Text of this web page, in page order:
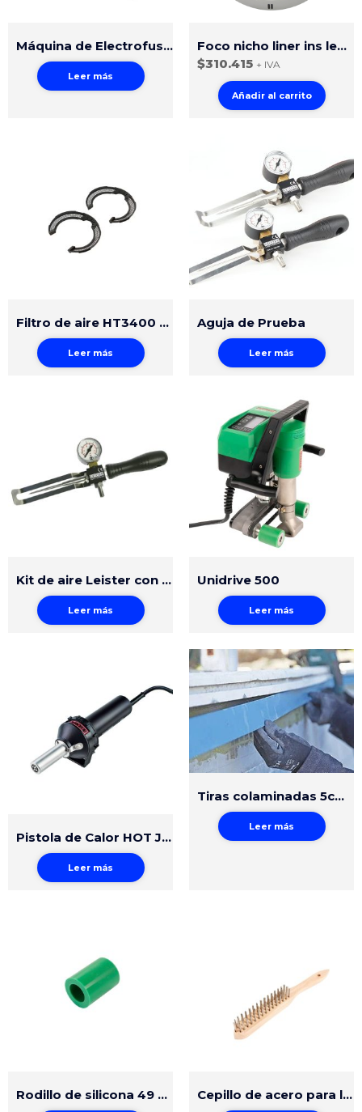
Máquina de Electrofusión Connect 160
Leer más
Foco nicho liner ins led blanco
$310.415 + IVA
Añadir al carrito
Filtro de aire HT3400 / HT1600
Leer más
Aguja de Prueba
Leer más
Kit de aire Leister con manómetro y aguja cónica
Leer más
Unidrive 500
Leer más
Pistola de Calor HOT JET S
Leer más
Tiras colaminadas 5cm x 200cm
Leer más
Rodillo de silicona 49 mm UNIDRIVE 500 Cepillo de acero para la limpieza de la boquilla